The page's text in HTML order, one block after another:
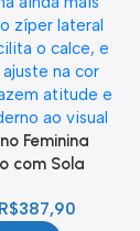
Feminina
com Sola
R$387,90